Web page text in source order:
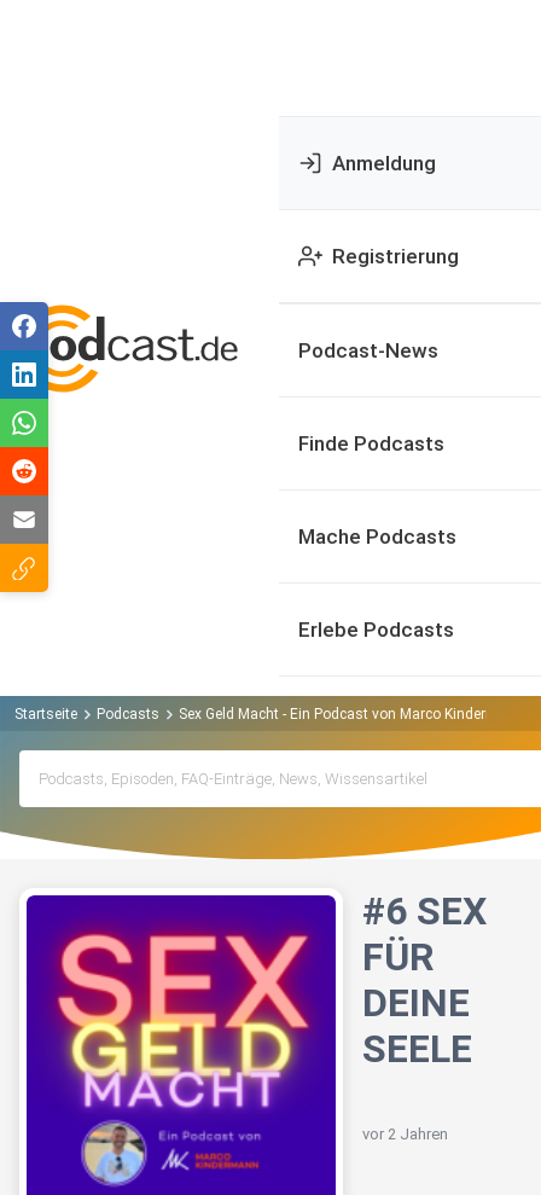
Anmeldung
Registrierung
Podcast-News
Finde Podcasts
Mache Podcasts
Erlebe Podcasts
Startseite Podcasts Sex Geld Macht - Ein Podcast von Marco Kindermann
#6 SEX
FÜR
DEINE
SEELE
vor 2 Jahren